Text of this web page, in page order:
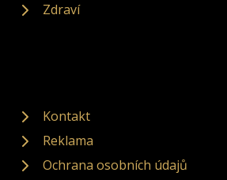
Zdraví
Kontakt
Reklama
Ochrana osobních údajů